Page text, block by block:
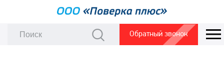
Обратный звонок